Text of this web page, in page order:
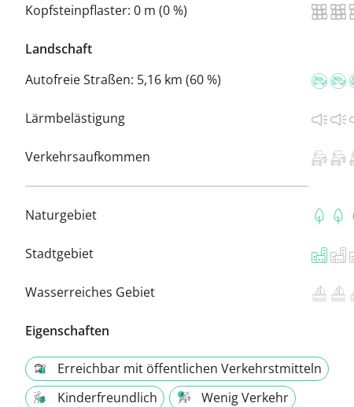
Kopfsteinpflaster: 0 m (0 %)
Landschaft
Autofreie Straßen: 5,16 km (60 %)
Lärmbelästigung
Verkehrsaufkommen
Naturgebiet
Stadtgebiet
Wasserreiches Gebiet
Eigenschaften
Erreichbar mit öffentlichen Verkehrstmitteln
Kinderfreundlich
Wenig Verkehr